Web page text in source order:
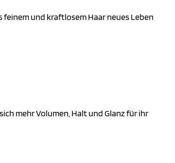
feinem und kraftlosem Haar neues Leben
mehr Volumen, Halt und Glanz für ihr